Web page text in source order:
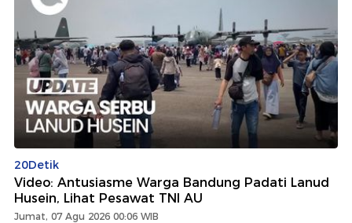
20Detik
Video: Antusiasme Warga Bandung Padati Lanud
Husein, Lihat Pesawat TNI AU
Jumat, 07 Agu 2026 00:06 WIB